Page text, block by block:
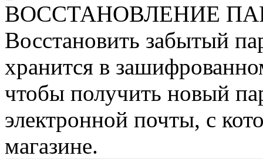
ВОССТАНОВЛЕНИЕ
Восстановить забытый
хранится в
чтобы получить новый
электронной почты, с
магазине.